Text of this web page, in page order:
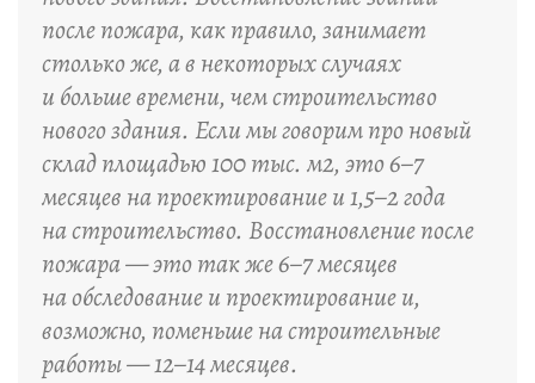
после пожара, как правило, занимает
столько же, а в некоторых случаях
и больше времени, чем строительство
нового здания. Если мы говорим про новый
склад площадью 100 тыс. м2, это 6–7
месяцев на проектирование и 1,5–2 года
на строительство. Восстановление после
пожара — это так же 6–7 месяцев
на обследование и проектирование и,
возможно, поменьше на строительные
работы — 12–14 месяцев.